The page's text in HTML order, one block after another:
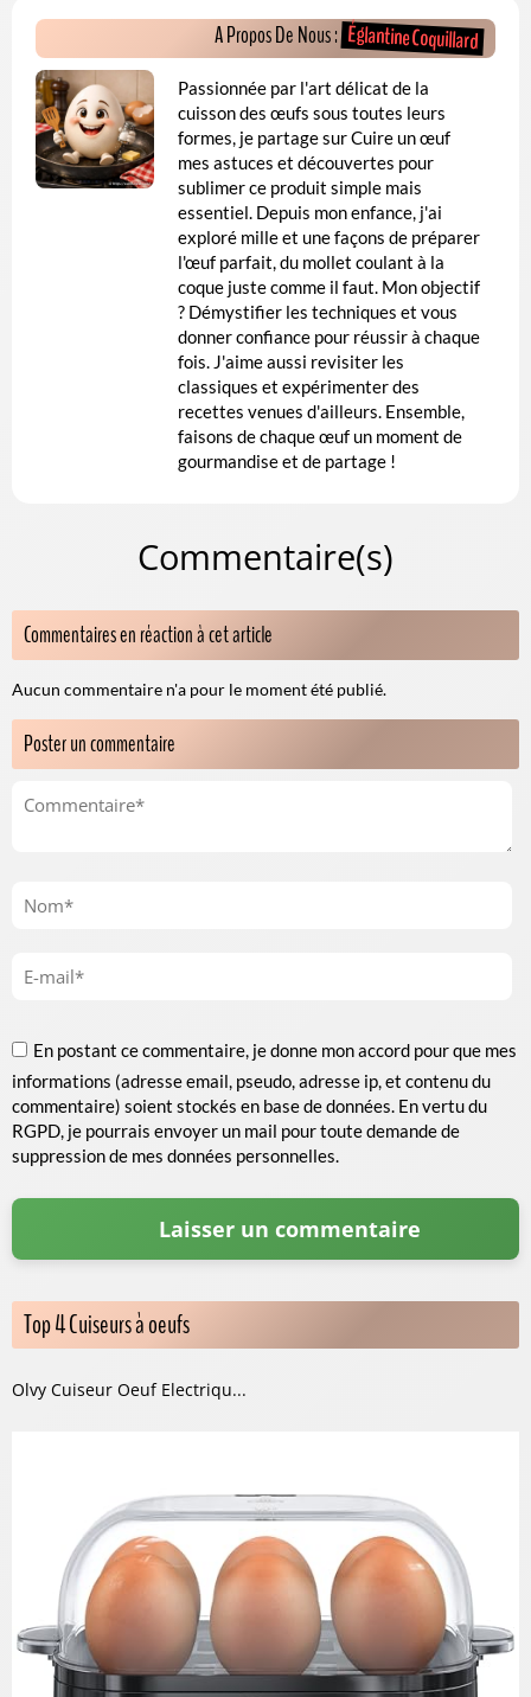
A Propos De Nous : Églantine Coquillard
Passionnée par l'art délicat de la
cuisson des œufs sous toutes leurs
formes, je partage sur Cuire un œuf
mes astuces et découvertes pour
sublimer ce produit simple mais
essentiel. Depuis mon enfance, j'ai
exploré mille et une façons de préparer
l'œuf parfait, du mollet coulant à la
coque juste comme il faut. Mon objectif
? Démystifier les techniques et vous
donner confiance pour réussir à chaque
fois. J'aime aussi revisiter les
classiques et expérimenter des
recettes venues d'ailleurs. Ensemble,
faisons de chaque œuf un moment de
gourmandise et de partage !
Commentaire(s)
Commentaires en réaction à cet article
Aucun commentaire n'a pour le moment été publié.
Poster un commentaire
En postant ce commentaire, je donne mon accord pour que mes
informations (adresse email, pseudo, adresse ip, et contenu du
commentaire) soient stockés en base de données. En vertu du
RGPD, je pourrais envoyer un mail pour toute demande de
suppression de mes données personnelles.
Top 4 Cuiseurs à oeufs
Olvy Cuiseur Oeuf Electriqu...